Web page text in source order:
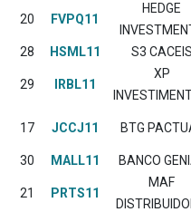
20 FVPQ11
HEDGE
28 HSML11 S3 CACEIS
29 IRBL11
XP
17 JCCJ11 BTG
30 MALL11 BANCO
21 PRTS11
MAF